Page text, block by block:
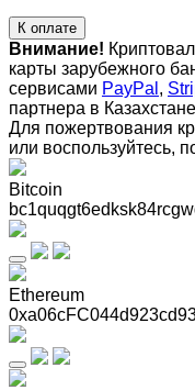
К оплате
Внимание!
карты зарубежного
сервисами PayPal ,
партнера в Казахстане
Для пожертвования
или воспользуйтесь,
Bitcoin
Ethereum